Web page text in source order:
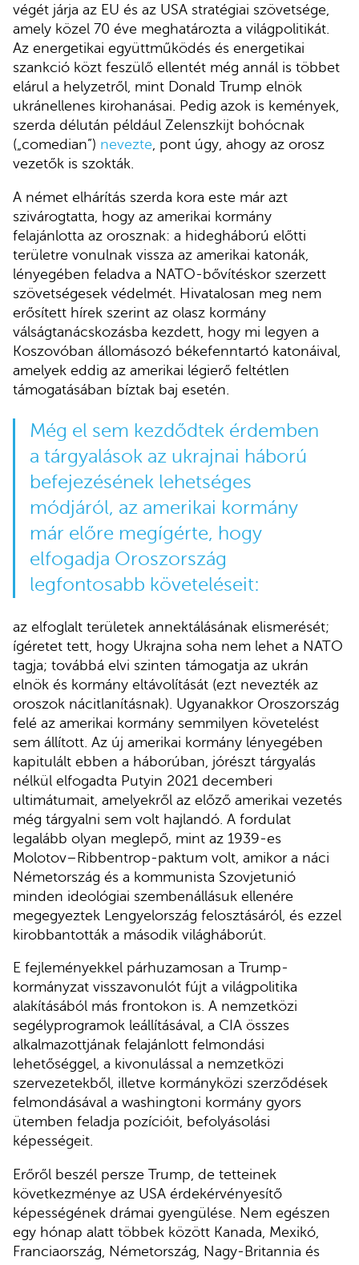
végét járja az EU és az USA stratégiai szövetsége,
amely közel 70 éve meghatározta a világpolitikát.
Az energetikai együttműködés és energetikai
szankció közt feszülő ellentét még annál is többet
elárul a helyzetről, mint Donald Trump elnök
ukránellenes kirohanásai. Pedig azok is kemények,
szerda délután például Zelenszkijt bohócnak
(„comedian”) nevezte, pont úgy, ahogy az orosz
vezetők is szokták.
A német elhárítás szerda kora este már azt
szivárogtatta, hogy az amerikai kormány
felajánlotta az orosznak: a hidegháború előtti
területre vonulnak vissza az amerikai katonák,
lényegében feladva a NATO-bővítéskor szerzett
szövetségesek védelmét. Hivatalosan meg nem
erősített hírek szerint az olasz kormány
válságtanácskozásba kezdett, hogy mi legyen a
Koszovóban állomásozó békefenntartó katonáival,
amelyek eddig az amerikai légierő feltétlen
támogatásában bíztak baj esetén.
Még el sem kezdődtek érdemben
a tárgyalások az ukrajnai háború
befejezésének lehetséges
módjáról, az amerikai kormány
már előre megígérte, hogy
elfogadja Oroszország
legfontosabb követeléseit:
az elfoglalt területek annektálásának elismerését;
ígéretet tett, hogy Ukrajna soha nem lehet a NATO
tagja; továbbá elvi szinten támogatja az ukrán
elnök és kormány eltávolítását (ezt nevezték az
oroszok nácitlanításnak). Ugyanakkor Oroszország
felé az amerikai kormány semmilyen követelést
sem állított. Az új amerikai kormány lényegében
kapitulált ebben a háborúban, jórészt tárgyalás
nélkül elfogadta Putyin 2021 decemberi
ultimátumait, amelyekről az előző amerikai vezetés
még tárgyalni sem volt hajlandó. A fordulat
legalább olyan meglepő, mint az 1939-es
Molotov–Ribbentrop-paktum volt, amikor a náci
Németország és a kommunista Szovjetunió
minden ideológiai szembenállásuk ellenére
megegyeztek Lengyelország felosztásáról, és ezzel
kirobbantották a második világháborút.
E fejleményekkel párhuzamosan a Trump-
kormányzat visszavonulót fújt a világpolitika
alakításából más frontokon is. A nemzetközi
segélyprogramok leállításával, a CIA összes
alkalmazottjának felajánlott felmondási
lehetőséggel, a kivonulással a nemzetközi
szervezetekből, illetve kormányközi szerződések
felmondásával a washingtoni kormány gyors
ütemben feladja pozícióit, befolyásolási
képességeit.
Erőről beszél persze Trump, de tetteinek
következménye az USA érdekérvényesítő
képességének drámai gyengülése. Nem egészen
egy hónap alatt többek között Kanada, Mexikó,
Franciaország, Németország, Nagy-Britannia és